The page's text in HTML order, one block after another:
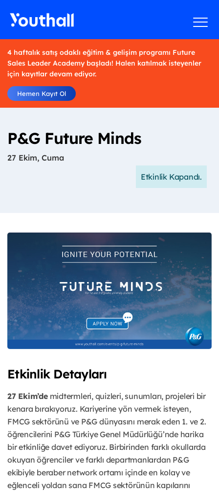
4 haftalık satış odaklı eğitim & gelişim programı Future
Sales Leader Academy başladı! Halen katılmak isteyenler
için kayıtlar devam ediyor.
Hemen Kayıt Ol
P&G Future Minds
27 Ekim, Cuma
Etkinlik Kapandı.
Etkinlik Detayları
27 Ekim’demidtermleri, quizleri, sunumları, projeleri bir
kenara bırakıyoruz. Kariyerine yön vermek isteyen,
FMCG sektörünü ve P&G dünyasını merak eden 1. ve 2.
öğrencilerini P&G Türkiye Genel Müdürlüğü’nde harika
bir etkinliğe davet ediyoruz. Birbirinden farklı okullarda
okuyan öğrenciler ve farklı departmanlardan P&G
ekibiyle beraber network ortamı içinde en kolay ve
eğlenceli yoldan sana FMCG sektörünün kapılarını